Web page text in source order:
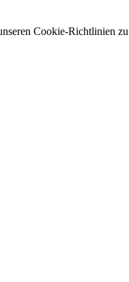
Cookie-Richtlinien zu